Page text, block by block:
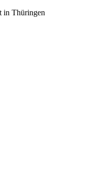
in Thüringen